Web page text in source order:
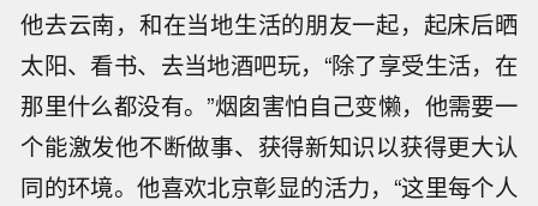
他去云南，和在当地生活的朋友一起，起床后晒
太阳、看书、去当地酒吧玩，“除了享受生活，在
那里什么都没有。”烟囱害怕自己变懒，他需要一
个能激发他不断做事、获得新知识以获得更大认
同的环境。他喜欢北京彰显的活力，“这里每个人